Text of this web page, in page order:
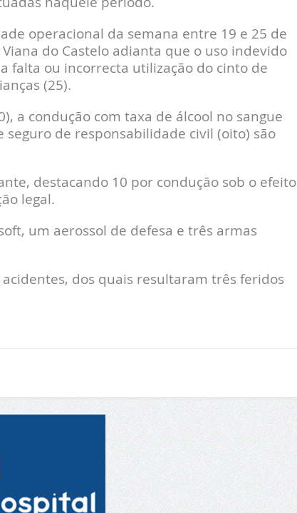
operacional da semana entre 19 e 25 de
do Castelo adianta que o uso indevido
falta ou incorrecta utilização do cinto de
(25).
a condução com taxa de álcool no sangue
de responsabilidade civil (oito) são
destacando 10 por condução sob o efeito
legal.
um aerossol de defesa e três armas
dos quais resultaram três feridos